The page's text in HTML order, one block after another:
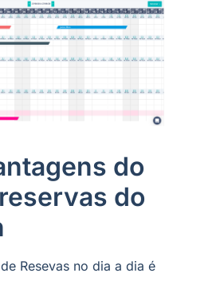
do
do
Resevas no dia a dia é